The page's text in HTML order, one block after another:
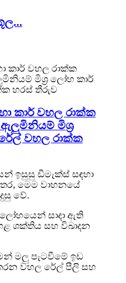
කාර් වහල රාක්ක
මිශ්‍ර
වහල රාක්ක
ඉසුසු ඩීමැක්ස් සඳහා
මෙම වාහනයේ
වේ.
ලෝහයෙන් සාදා ඇති
ශක්තිය සහ විඛාදන
මලු පැටවීමේ ඉඩ
වහල රේල් පීලි සහ